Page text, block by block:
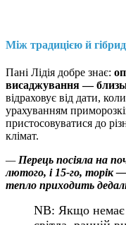
Між традицією й
Пані Лідія добре знає:
висаджування —
відраховує від дати,
урахуванням
пристосовуватися до
клімат.
— Перець посіяла на
лютого, і 15-го, торік
тепло приходить
NB: Якщо немає